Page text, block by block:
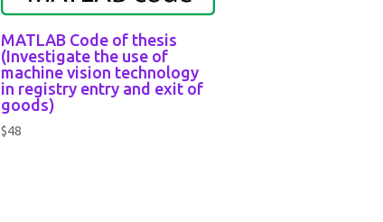
MATLAB Code of thesis
(Investigate the use of
machine vision technology
in registry entry and exit of
goods)
$48